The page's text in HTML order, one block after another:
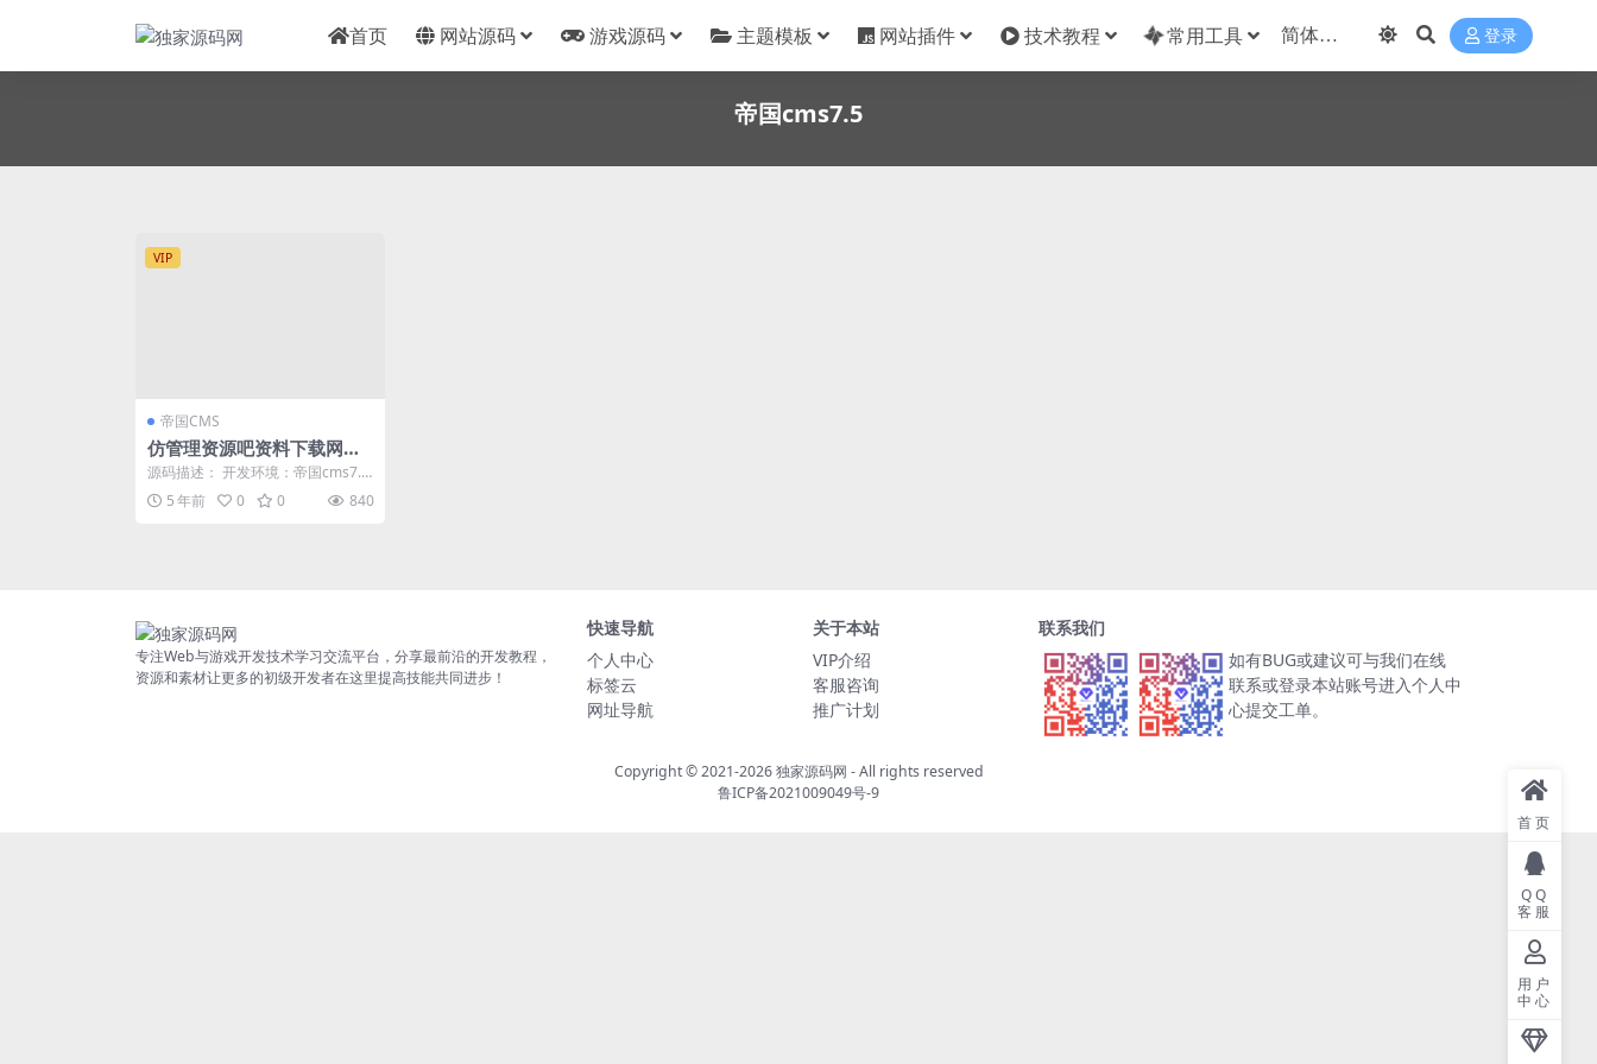
首页 网站源码 游戏源码 主题模板 网站插件 技术教程 常用工具 登录
帝国cms7.5
VIP
帝国CMS
仿管理资源吧资料下载网站
模板源码下载会员+积分付费
下载功能自动采集
源码描述： 开发环境：帝国cms7.5
空间支持：php+mysql 管理资源
吧...5 年前 0 0 840
专注Web与游戏开发技术学习交流平台，分享最前沿的开发教程，
资源和素材让更多的初级开发者在这里提高技能共同进步！
快速导航
个人中心
标签云
网址导航
关于本站
VIP介绍
客服咨询
推广计划
联系我们
如有BUG或建议可与我们在线
联系或登录本站账号进入个人中
心提交工单。
Copyright © 2021-2026独家源码网 - All rights reserved
鲁ICP备2021009049号-9
首页
QQ
客服
用户
中心